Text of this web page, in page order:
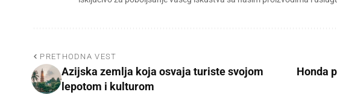
PRETHODNA VEST
Azijska zemlja koja osvaja turiste svojom
lepotom i kulturom
Honda